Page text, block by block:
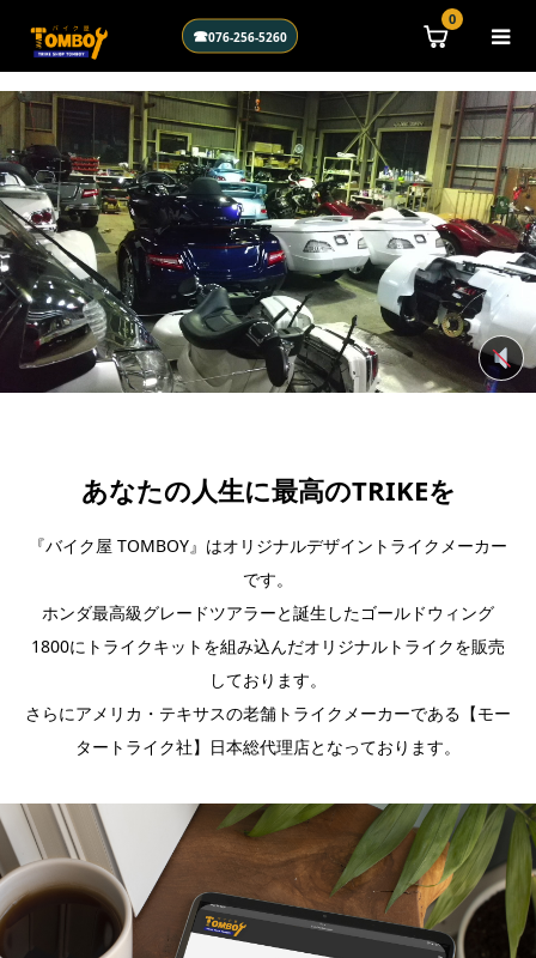
0
☎076-256-5260
あなたの人生に最高のTRIKEを
『バイク屋 TOMBOY』はオリジナルデザイントライクメーカー
です。
ホンダ最高級グレードツアラーと誕生したゴールドウィング
1800にトライクキットを組み込んだオリジナルトライクを販売
しております。
さらにアメリカ・テキサスの老舗トライクメーカーである【モー
タートライク社】日本総代理店となっております。